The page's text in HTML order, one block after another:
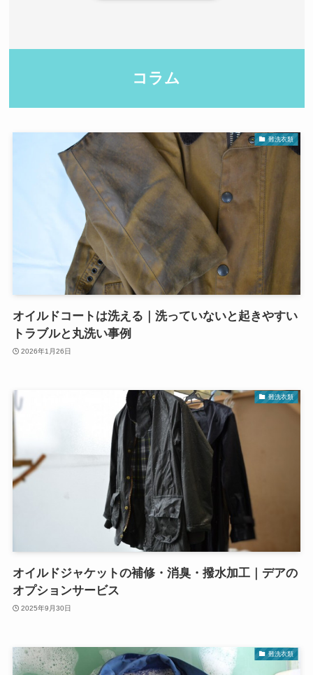
コラム
難洗衣類
オイルドコートは洗える｜洗っていないと起きやすい
トラブルと丸洗い事例
2026年1月26日
難洗衣類
オイルドジャケットの補修・消臭・撥水加工｜デアの
オプションサービス
2025年9月30日
難洗衣類